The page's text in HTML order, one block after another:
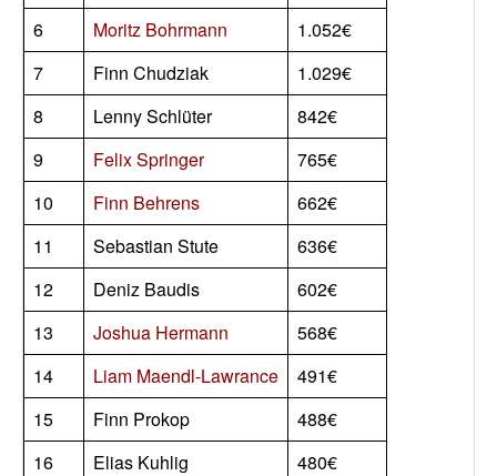
6
Moritz Bohrmann
1.052€
7
Finn Chudziak
1.029€
8
Lenny Schlüter
842€
9
Felix Springer
765€
10
Finn Behrens
662€
11
Sebastian Stute
636€
12
Deniz Baudis
602€
13
Joshua Hermann
568€
14
Liam Maendl-Lawrance
491€
15
Finn Prokop
488€
16
Elias Kuhlig 480€